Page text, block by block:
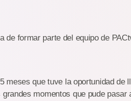
de formar parte del equipo de
meses que tuve la oportunidad de
momentos que pude pasar